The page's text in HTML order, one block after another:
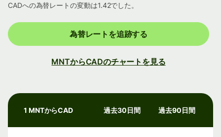
CADへの為替レートの変動は1.42でした。
為替レートを追跡する
MNTからCADのチャートを見る
1 MNTからCAD 過去30日間 過去90日間